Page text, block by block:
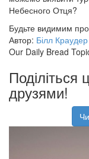
Небесного Отця?
Будьте видимим
Автор: Білл Краудер
Our Daily Bread
друзями!